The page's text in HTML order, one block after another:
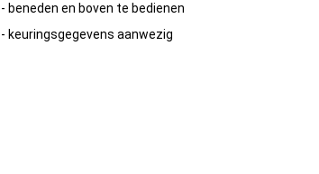
- beneden en boven te bedienen
- keuringsgegevens aanwezig